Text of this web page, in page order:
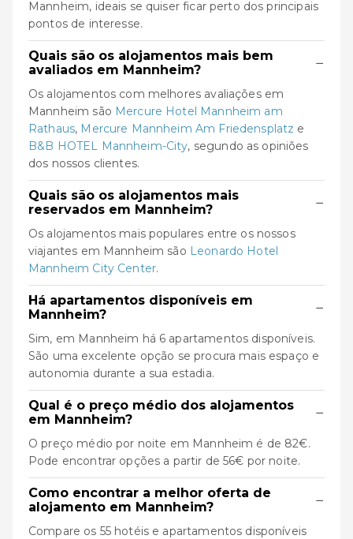
Mannheim, ideais se quiser ficar perto dos principais
pontos de interesse.
Quais são os alojamentos mais bem
avaliados em Mannheim?
−
Os alojamentos com melhores avaliações em
Mannheim são Mercure Hotel Mannheim am
Rathaus, Mercure Mannheim Am Friedensplatz e
B&B HOTEL Mannheim-City, segundo as opiniões
dos nossos clientes.
Quais são os alojamentos mais
reservados em Mannheim?
−
Os alojamentos mais populares entre os nossos
viajantes em Mannheim são Leonardo Hotel
Mannheim City Center.
Há apartamentos disponíveis em
Mannheim?
−
Sim, em Mannheim há 6 apartamentos disponíveis.
São uma excelente opção se procura mais espaço e
autonomia durante a sua estadia.
Qual é o preço médio dos alojamentos
em Mannheim?
−
O preço médio por noite em Mannheim é de 82€.
Pode encontrar opções a partir de 56€ por noite.
Como encontrar a melhor oferta de
alojamento em Mannheim?
−
Compare os 55 hotéis e apartamentos disponíveis